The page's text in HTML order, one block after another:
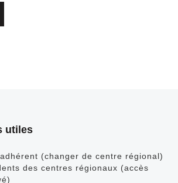
utiles
(changer de centre régional)
des centres régionaux (accès